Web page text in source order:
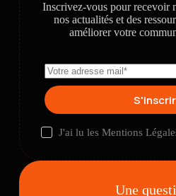
Inscrivez-vous pour recevoir
nos actualités et des
améliorer votre
J'ai lu lesMentions
Une